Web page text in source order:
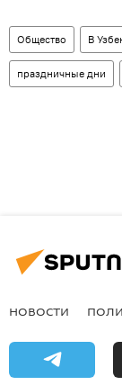
Общество В
праздничные дни
НОВОСТИ